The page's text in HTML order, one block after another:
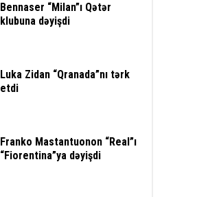
Bennaser “Milan”ı Qətər
klubuna dəyişdi
Luka Zidan “Qranada”nı tərk
etdi
Franko Mastantuonon “Real”ı
“Fiorentina”ya dəyişdi